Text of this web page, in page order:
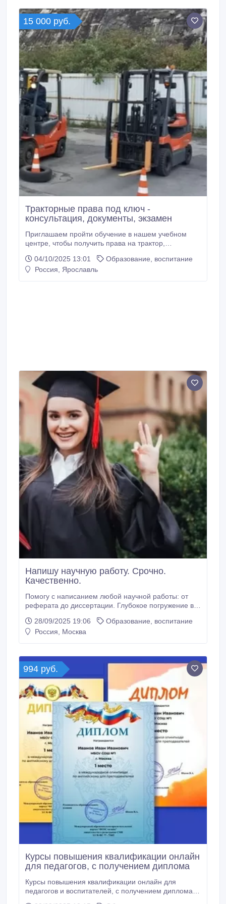
15 000 руб.
Тракторные права под ключ -
консультация, документы, экзамен
Приглашаем пройти обучение в нашем учебном
центре, чтобы получить права на трактор,
России Обучение по категориям и
профессиям(квалификациям) Категория А1
04/10/2025 13:01
Образование, воспитание
Россия, Ярославль
Напишу научную работу. Срочно.
Качественно.
Помогу с написанием любой научной работы: от
реферата до диссертации. Глубокое погружение в
по ГОСТ и Вашим методичкам. Гарантия высокой
уникальности и защиты. Обсудим детали в личных
28/09/2025 19:06
Образование, воспитание
Россия, Москва
994 руб.
Курсы повышения квалификации онлайн
для педагогов, с получением диплома
Курсы повышения квалификации онлайн для
педагогов и воспитателей, с получением диплома